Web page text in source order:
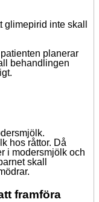
inte skall
planerar
behandlingen
hos råttor. Då
i modersmjölk och
skall
framföra